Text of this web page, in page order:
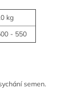
kg
- 550
semen.